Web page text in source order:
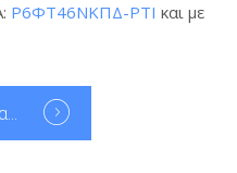
Ρ6ΦΤ46ΝΚΠΔ-ΡΤΙ και με